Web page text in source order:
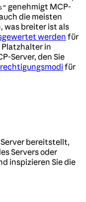
genehmigt MCP-
die meisten
was breiter ist als
werden für
in
Server, den Sie
für
Server bereitstellt,
Servers oder
inspizieren Sie die